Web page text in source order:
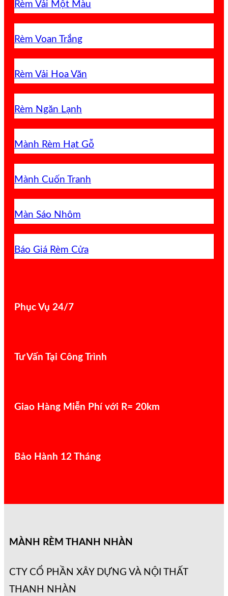
Rèm Vải Một Màu
Rèm Voan Trắng
Rèm Vải Hoa Văn
Rèm Ngăn Lạnh
Mành Rèm Hạt Gỗ
Mành Cuốn Tranh
Màn Sáo Nhôm
Báo Giá Rèm Cửa
Phục Vụ 24/7
Tư Vấn Tại Công Trình
Giao Hàng Miễn Phí với R= 20km
Bảo Hành 12 Tháng
MÀNH RÈM THANH NHÀN
CTY CỔ PHẦN XÂY DỰNG VÀ NỘI THẤT
THANH NHÀN